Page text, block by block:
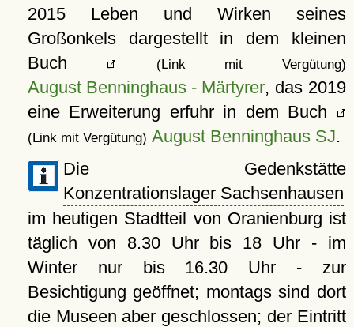
2015 Leben und Wirken seines
Großonkels dargestellt in dem kleinen
Buch
(Link mit Vergütung)
August Benninghaus - Märtyrer, das 2019
eine Erweiterung erfuhr in dem Buch
(Link mit Vergütung) August Benninghaus SJ.
Die Gedenkstätte
Konzentrationslager Sachsenhausen
im heutigen Stadtteil von Oranienburg ist
täglich von 8.30 Uhr bis 18 Uhr - im
Winter nur bis 16.30 Uhr - zur
Besichtigung geöffnet; montags sind dort
die Museen aber geschlossen; der Eintritt